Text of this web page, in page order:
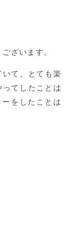
ざいます。
て、とても楽
てしたことは
をしたことは